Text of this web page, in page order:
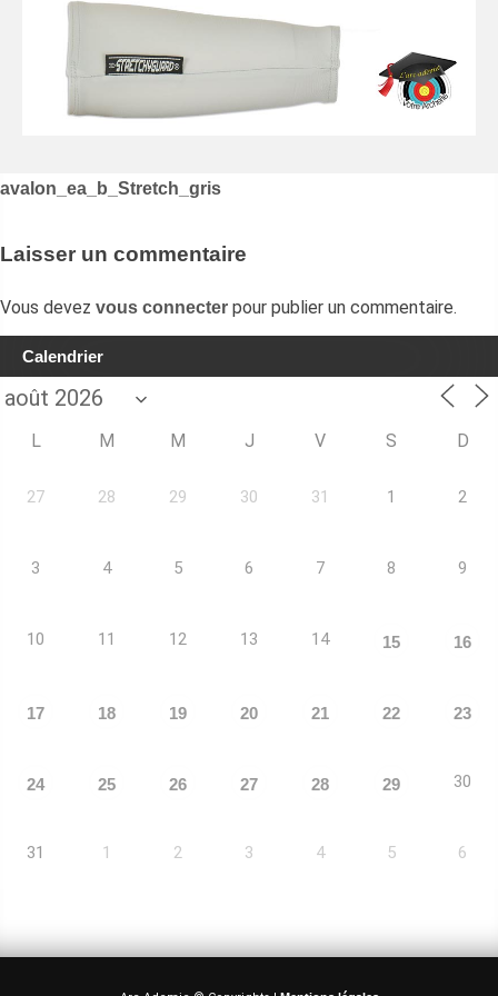
Navigation
l’article
avalon_ea_b_Stretch_gris
Laisser un commentaire
Vous devez vous connecter pour publier un commentaire.
Calendrier
L M M J V S D
27 28 29 30 31 1 2
3 4 5 6 7 8 9
10 11 12 13 14 15 16
17 18 19 20 21 22 23
24 25 26 27 28 29 30
31 1 2 3 4 5 6